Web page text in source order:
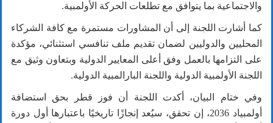
والاجتماعية بما يتوافق مع تطلعات الحركة الأولمبية.
كما أشارت اللجنة إلى أن المشاورات مستمرة مع كافة الشركاء
المحليين والدوليين لضمان تقديم ملف تنافسي استثنائي، مؤكدة
على التزامها بالعمل وفق أعلى المعايير الدولية وبتعاون وثيق مع
اللجنة الأولمبية الدولية واللجنة البارالمبية الدولية.
وفي ختام البيان، أكدت اللجنة أن فوز قطر بحق استضافة
أولمبياد 2036، إن تحقق، سيُعد إنجازًا تاريخيًا باعتبارها أول دورة